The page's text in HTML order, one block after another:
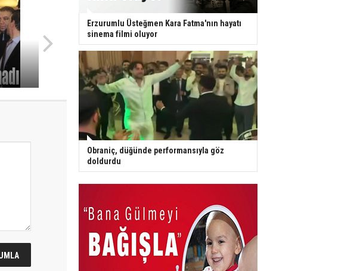
Erzurumlu Üsteğmen Kara Fatma'nın hayatı
sinema filmi oluyor
Obraniç, düğünde performansıyla göz
doldurdu